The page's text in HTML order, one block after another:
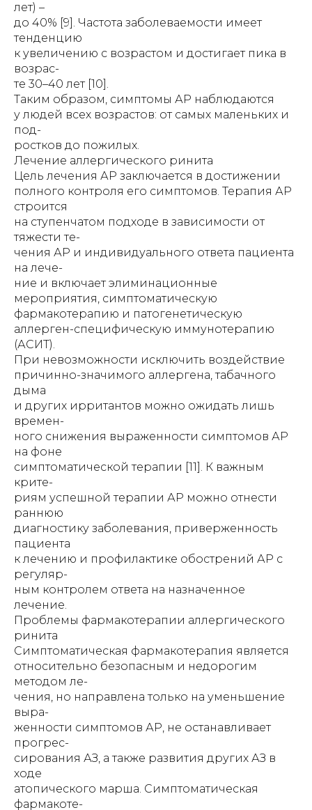
лет) –
до 40% [9]. Частота заболеваемости имеет
тенденцию
к увеличению с возрастом и достигает пика в
возрас-
те 30–40 лет [10].
Таким образом, симптомы АР наблюдаются
у людей всех возрастов: от самых маленьких и
под-
ростков до пожилых.
Лечение аллергического ринита
Цель лечения АР заключается в достижении
полного контроля его симптомов. Терапия АР
строится
на ступенчатом подходе в зависимости от
тяжести те-
чения АР и индивидуального ответа пациента
на лече-
ние и включает элиминационные
мероприятия, симптоматическую
фармакотерапию и патогенетическую
аллерген-специфическую иммунотерапию
(АСИТ).
При невозможности исключить воздействие
причинно-значимого аллергена, табачного
дыма
и других ирритантов можно ожидать лишь
времен-
ного снижения выраженности симптомов АР
на фоне
симптоматической терапии [11]. К важным
крите-
риям успешной терапии АР можно отнести
раннюю
диагностику заболевания, приверженность
пациента
к лечению и профилактике обострений АР с
регуляр-
ным контролем ответа на назначенное
лечение.
Проблемы фармакотерапии аллергического
ринита
Симптоматическая фармакотерапия является
относительно безопасным и недорогим
методом ле-
чения, но направлена только на уменьшение
выра-
женности симптомов АР, не останавливает
прогрес-
сирования АЗ, а также развития других АЗ в
ходе
атопического марша. Симптоматическая
фармакоте-